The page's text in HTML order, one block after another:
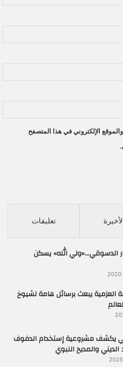
الإلكتروني في هذا المتصفح
تعليقات
الدسوقي…«ولي الله» يسكن
العزمية يبعث برسائل هامة لشيوخ
يكشف مشروعية إستخدام الدفوف
والمديح النبوي